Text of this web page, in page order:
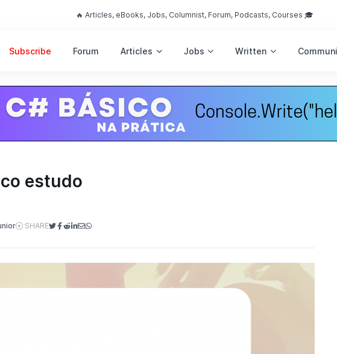
🔥 Articles, eBooks, Jobs, Columnist, Forum, Podcasts, Courses 🎓
Subscribe Forum Articles Jobs Written
estudo
SHARE